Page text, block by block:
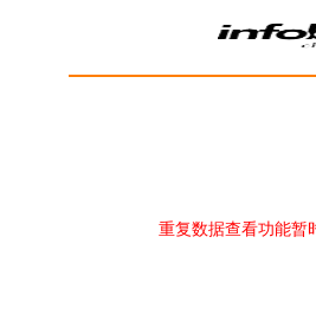
重复数据查看功能暂